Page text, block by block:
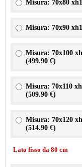
Misura: 70x80
Misura: 70x90
Misura: 70x100
(499.90 €)
Misura: 70x110
(509.90 €)
Misura: 70x120
(514.90 €)
Lato fisso da 80 cm